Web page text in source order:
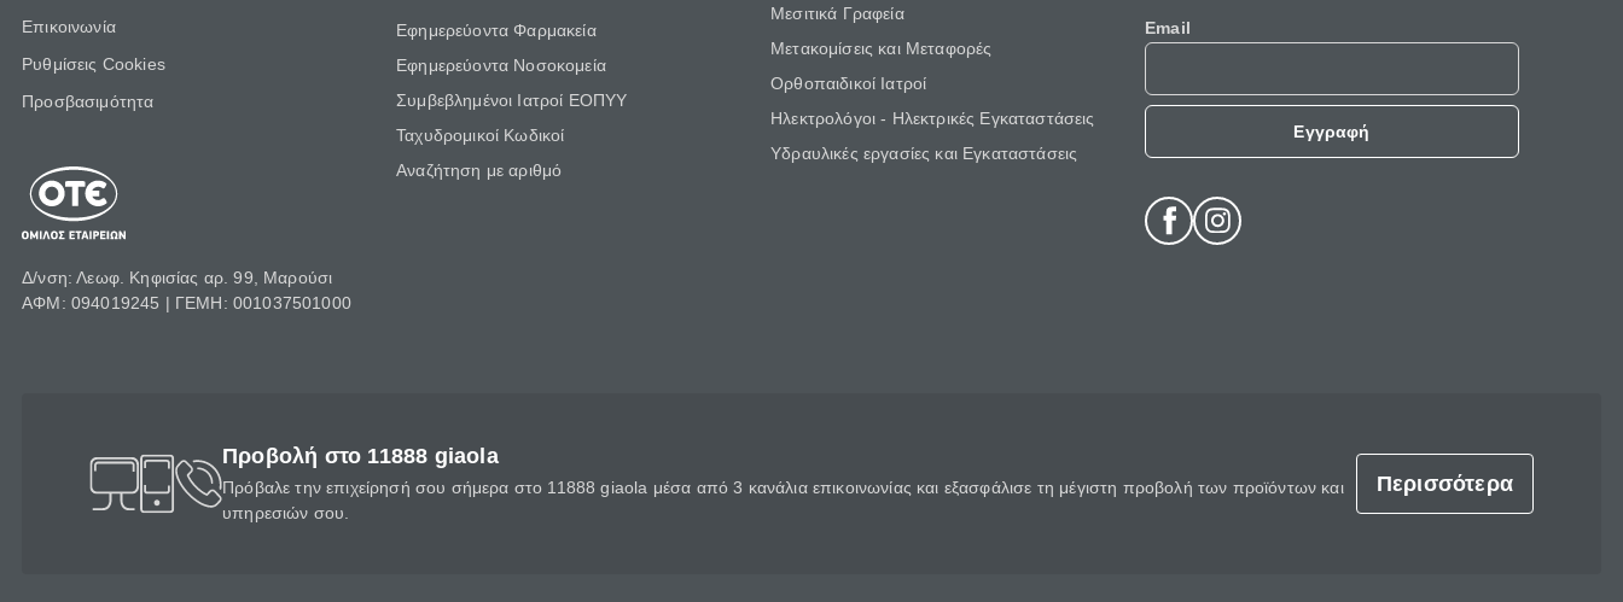
Επικοινωνία
Ρυθμίσεις Cookies
Προσβασιμότητα
Δ/νση: Λεωφ. Κηφισίας αρ. 99, Μαρούσι
ΑΦΜ: 094019245 | ΓΕΜΗ: 001037501000
Εφημερεύοντα Φαρμακεία
Εφημερεύοντα Νοσοκομεία
Συμβεβλημένοι Ιατροί ΕΟΠΥΥ
Ταχυδρομικοί Κωδικοί
Αναζήτηση με αριθμό
Μεσιτικά Γραφεία
Μετακομίσεις και Μεταφορές
Ορθοπαιδικοί Ιατροί
Ηλεκτρολόγοι - Ηλεκτρικές Εγκαταστάσεις
Υδραυλικές εργασίες και Εγκαταστάσεις
Email
Εγγραφή
Προβολή στο 11888 giaola
Πρόβαλε την επιχείρησή σου σήμερα στο 11888 giaola μέσα από 3 κανάλια επικοινωνίας και εξασφάλισε τη μέγιστη προβολή των προϊόντων και
υπηρεσιών σου.
Περισσότερα